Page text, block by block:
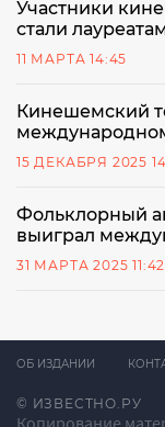
Участники
стали
11 МАРТА 14:45
Кинешемский
15 ДЕКАБРЯ 2025
Фольклорный
выиграл
31 МАРТА 2025 11:42
© ИЗВЕСТНО.РУ
ОБ ИЗДАНИИ